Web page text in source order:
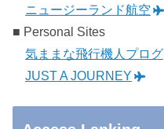
ニュージーランド航空
■ Personal Sites
気ままな飛行機人プログ
JUST A JOURNEY